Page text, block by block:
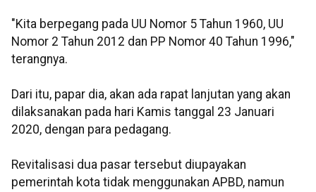
"Kita berpegang pada UU Nomor 5 Tahun 1960, UU
Nomor 2 Tahun 2012 dan PP Nomor 40 Tahun 1996,"
terangnya.
Dari itu, papar dia, akan ada rapat lanjutan yang akan
dilaksanakan pada hari Kamis tanggal 23 Januari
2020, dengan para pedagang.
Revitalisasi dua pasar tersebut diupayakan
pemerintah kota tidak menggunakan APBD, namun